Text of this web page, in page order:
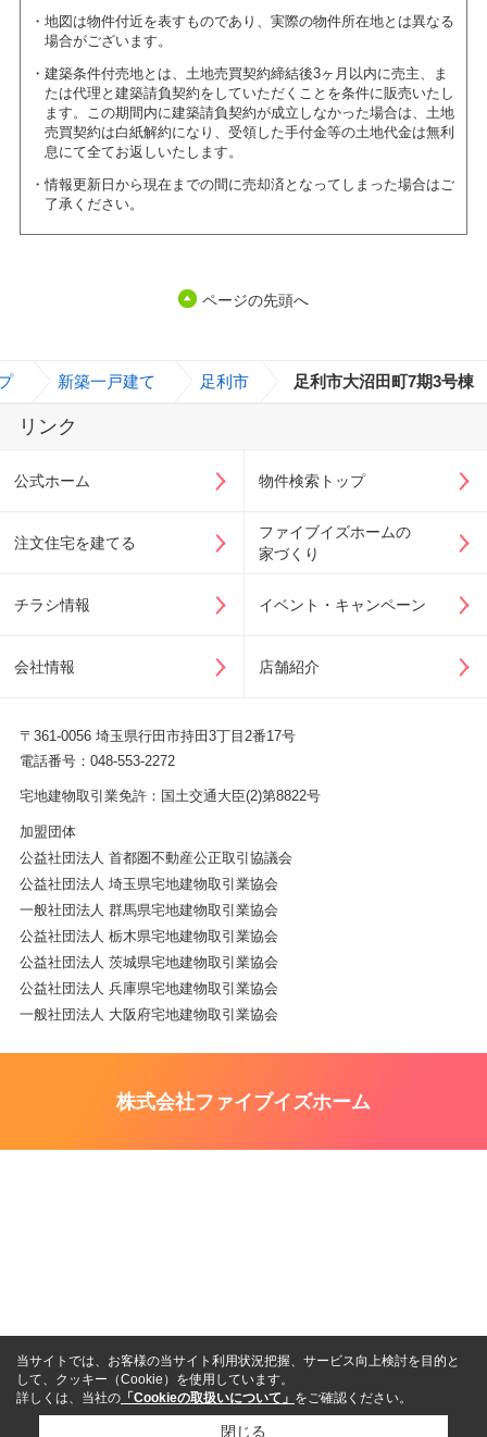
地図は物件付近を表すものであり、実際の物件所在地とは異なる
場合がございます。
建築条件付売地とは、土地売買契約締結後3ヶ月以内に売主、ま
たは代理と建築請負契約をしていただくことを条件に販売いたし
ます。この期間内に建築請負契約が成立しなかった場合は、土地
売買契約は白紙解約になり、受領した手付金等の土地代金は無利
息にて全てお返しいたします。
情報更新日から現在までの間に売却済となってしまった場合はご
了承ください。
ページの先頭へ
新築一戸建て 足利市 足利市大沼田町7期3号棟
リンク
公式ホーム 物件検索トップ
注文住宅を建てる
ファイブイズホームの
家づくり
チラシ情報 イベント・キャンペーン
会社情報 店舗紹介
〒361-0056 埼玉県行田市持田3丁目2番17号
電話番号：048-553-2272
宅地建物取引業免許：国土交通大臣(2)第8822号
加盟団体
公益社団法人 首都圏不動産公正取引協議会
公益社団法人 埼玉県宅地建物取引業協会
一般社団法人 群馬県宅地建物取引業協会
公益社団法人 栃木県宅地建物取引業協会
公益社団法人 茨城県宅地建物取引業協会
公益社団法人 兵庫県宅地建物取引業協会
一般社団法人 大阪府宅地建物取引業協会
株式会社ファイブイズホーム
当サイトでは、お客様の当サイト利用状況把握、サービス向上検討を目的と
して、クッキー（Cookie）を使用しています。
詳しくは、当社の 「Cookieの取扱いについて」 をご確認ください。
閉じる